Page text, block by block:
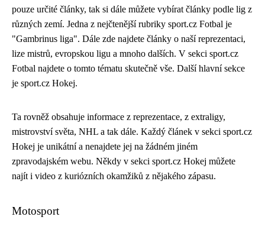
pouze určité články, tak si dále můžete vybírat články podle lig z
různých zemí. Jedna z nejčtenější rubriky sport.cz Fotbal je
"Gambrinus liga". Dále zde najdete články o naší reprezentaci,
lize mistrů, evropskou ligu a mnoho dalších. V sekci sport.cz
Fotbal najdete o tomto tématu skutečně vše. Další hlavní sekce
je sport.cz Hokej.
Ta rovněž obsahuje informace z reprezentace, z extraligy,
mistrovství světa, NHL a tak dále. Každý článek v sekci sport.cz
Hokej je unikátní a nenajdete jej na žádném jiném
zpravodajském webu. Někdy v sekci sport.cz Hokej můžete
najít i video z kuriózních okamžiků z nějakého zápasu.
Motosport